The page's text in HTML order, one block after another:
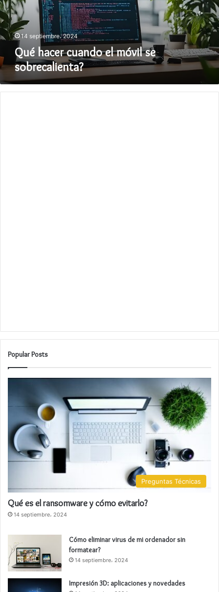
sobrecalienta?
14 septiembre، 2024
Qué hacer cuando el móvil se
sobrecalienta?
Popular Posts
Preguntas Técnicas
Qué es el ransomware y cómo evitarlo?
14 septiembre، 2024
Cómo eliminar virus de mi ordenador sin
formatear?
14 septiembre، 2024
Impresión 3D: aplicaciones y novedades